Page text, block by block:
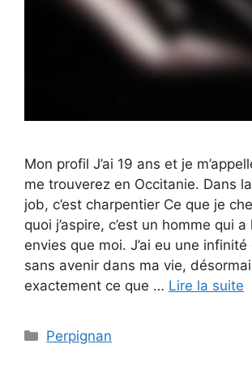
Mon profil J’ai 19 ans et je
me trouverez en Occitanie. Dans
job, c’est charpentier Ce que je
quoi j’aspire, c’est un homme qui
envies que moi. J’ai eu une infinité
sans avenir dans ma vie,
exactement ce que … Lire la suite
Catégories
Perpignan